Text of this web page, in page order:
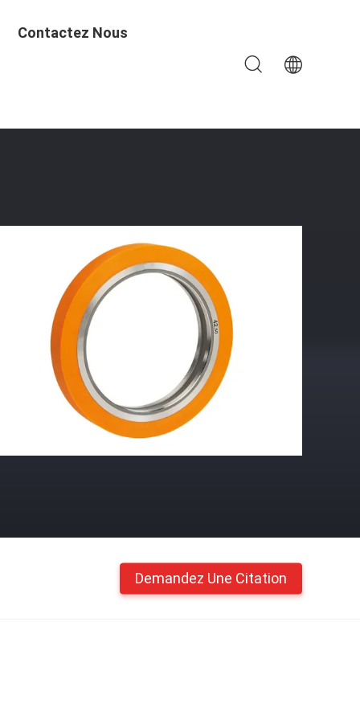
Contactez Nous
Demandez Une Citation